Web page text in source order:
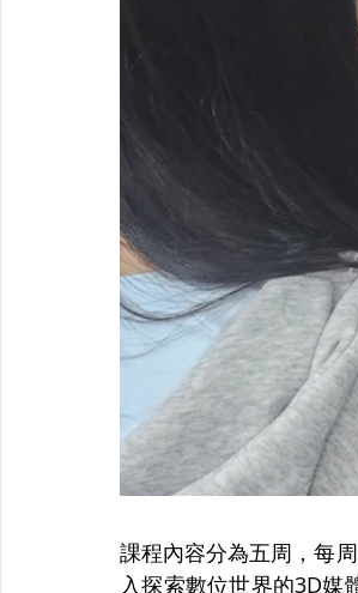
課程內容分為五周，每
入探索數位世界的3D媒